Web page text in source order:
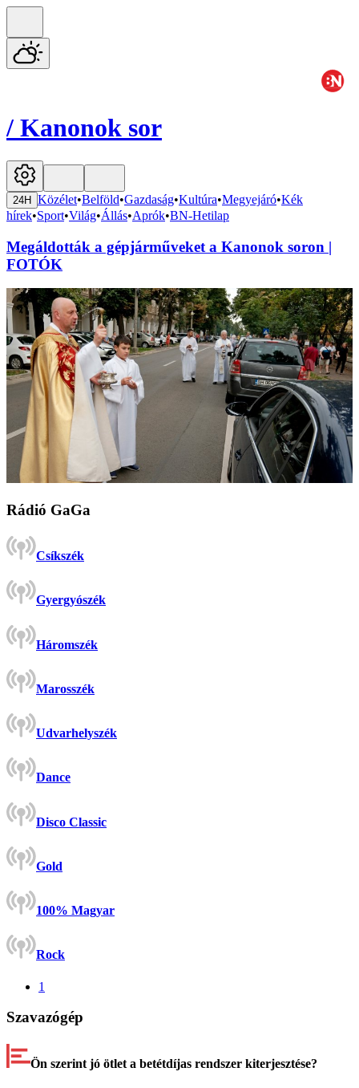
/ Kanonok sor
24H Közélet•Belföld•Gazdaság•Kultúra•Megyejáró•Kék
hírek•Sport•Világ•Állás•Aprók•BN-Hetilap
Megáldották a gépjárműveket a Kanonok soron |
FOTÓK
Rádió GaGa
Csíkszék
Gyergyószék
Háromszék
Marosszék
Udvarhelyszék
Dance
Disco Classic
Gold
100% Magyar
Rock
1
Szavazógép
Ön szerint jó ötlet a betétdíjas rendszer kiterjesztése?